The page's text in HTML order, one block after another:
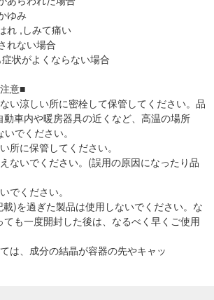
ゆみ
れ ,しみて痛い
れない場合
状がよくならない場合
意■
い涼しい所に密栓して保管してください。品
車内や暖房器具の近くなど、高温の場所
でください。
所に保管してください。
ないでください。(誤用の原因になったり品
でください。
)を過ぎた製品は使用しないでください。な
も一度開封した後は、なるべく早くご使用
は、成分の結晶が容器の先やキャッ